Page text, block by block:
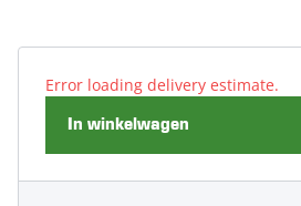
Error loading delivery estimate.
In winkelwagen